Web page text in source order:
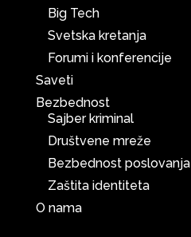
Big Tech
Svetska kretanja
Forumi i konferencije
Saveti
Bezbednost
Sajber kriminal
Društvene mreže
Bezbednost poslovanja
Zaštita identiteta
O nama